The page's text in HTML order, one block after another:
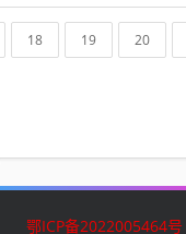
18 19 20
鄂ICP备2022005464号